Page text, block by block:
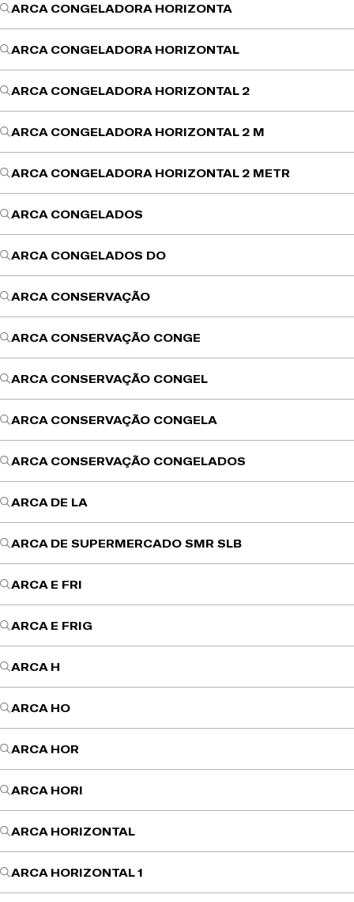
ARCA CONGELADORA HORIZONTA
ARCA CONGELADORA HORIZONTAL
ARCA CONGELADORA HORIZONTAL 2
ARCA CONGELADORA HORIZONTAL 2 M
ARCA CONGELADORA HORIZONTAL 2 METR
ARCA CONGELADOS
ARCA CONGELADOS DO
ARCA CONSERVAÇÃO
ARCA CONSERVAÇÃO CONGE
ARCA CONSERVAÇÃO CONGEL
ARCA CONSERVAÇÃO CONGELA
ARCA CONSERVAÇÃO CONGELADOS
ARCA DE LA
ARCA DE SUPERMERCADO SMR SLB
ARCA E FRI
ARCA E FRIG
ARCA H
ARCA HO
ARCA HOR
ARCA HORI
ARCA HORIZONTAL
ARCA HORIZONTAL 1